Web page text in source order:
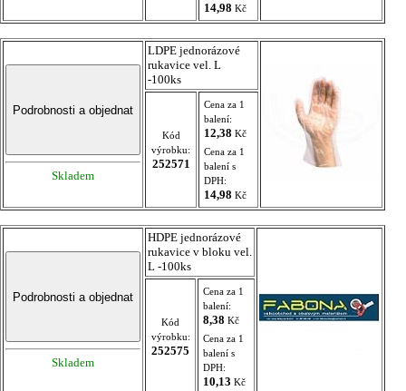
14,98 Kč
Skladem
LDPE jednorázové
rukavice vel. L
-100ks
Kód
výrobku:
252571
Cena za 1
balení:
12,38 Kč
Cena za 1
balení s
DPH:
14,98 Kč
Skladem
HDPE jednorázové
rukavice v bloku vel.
L -100ks
Kód
výrobku:
252575
Cena za 1
balení:
8,38 Kč
Cena za 1
balení s
DPH:
10,13 Kč